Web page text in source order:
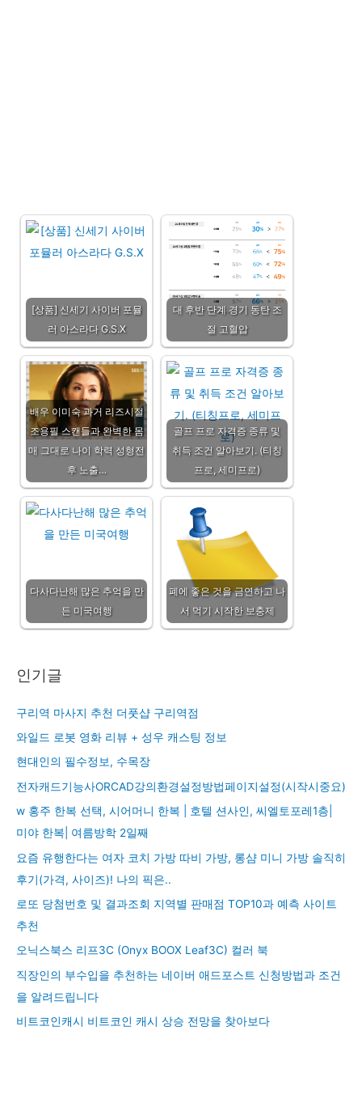
[상품] 신세기 사이버 포뮬
러 아스라다 G.S.X
대 후반 단계 경기 동탄 조
절 고혈압
배우 이미숙 과거 리즈시절
조용필 스캔들과 완벽한 몸
매 그대로 나이 학력 성형전
후 노출…
골프 프로 자격증 종류 및
취득 조건 알아보기. (티칭
프로, 세미프로)
다사다난해 많은 추억을 만
든 미국여행
폐에 좋은 것을 금연하고 나
서 먹기 시작한 보충제
인기글
구리역 마사지 추천 더풋샵 구리역점
와일드 로봇 영화 리뷰 + 성우 캐스팅 정보
현대인의 필수정보, 수목장
전자캐드기능사ORCAD강의환경설정방법페이지설정(시작시중요)
w 홍주 한복 선택, 시어머니 한복 | 호텔 션사인, 씨엘토포레1층|
미야 한복| 여름방학 2일째
요즘 유행한다는 여자 코치 가방 따비 가방, 롱샴 미니 가방 솔직히
후기(가격, 사이즈)! 나의 픽은..
로또 당첨번호 및 결과조회 지역별 판매점 TOP10과 예측 사이트
추천
오닉스북스 리프3C (Onyx BOOX Leaf3C) 컬러 북
직장인의 부수입을 추천하는 네이버 애드포스트 신청방법과 조건
을 알려드립니다
비트코인캐시 비트코인 캐시 상승 전망을 찾아보다